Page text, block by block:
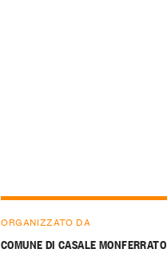
ORGANIZZATO DA
COMUNE DI CASALE MONFERRATO